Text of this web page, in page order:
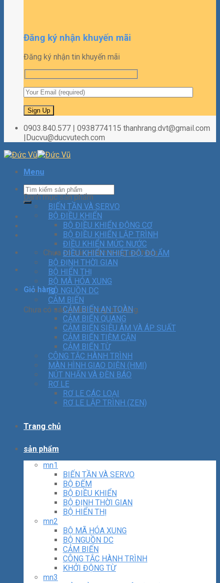
Đăng ký nhận khuyến mãi
Đăng ký nhận tin khuyến mãi
0903.840.577 | 0938774115 thanhrang.dvt@gmail.com
|Ducvu@ducvutech.com
Menu
Chưa có sản phẩm trong giỏ hàng.
Giỏ hàng
Chưa có sản phẩm trong giỏ hàng.
Danh mục sản phẩm
BIẾN TẦN VÀ SERVO
BỘ ĐIỀU KHIỂN
BỘ ĐIỀU KHIỂN ĐỘNG CƠ
BỘ ĐIỀU KHIỂN LẬP TRÌNH
ĐIỀU KHIỂN MỨC NƯỚC
ĐIỀU KHIỂN NHIỆT ĐỘ, ĐỘ ẨM
BỘ ĐỊNH THỜI GIAN
BỘ HIỂN THỊ
BỘ MÃ HÓA XUNG
BỘ NGUỒN DC
CẢM BIẾN
CẢM BIẾN AN TOÀN
CẢM BIẾN QUANG
CẢM BIẾN SIÊU ÂM VÀ ÁP SUẤT
CẢM BIẾN TIỆM CẬN
CẢM BIẾN TỪ
CÔNG TẮC HÀNH TRÌNH
MÀN HÌNH GIAO DIỆN (HMI)
NÚT NHẤN VÀ ĐÈN BÁO
RƠ LE
RƠ LE CÁC LOẠI
RƠ LE LẬP TRÌNH (ZEN)
Trang chủ
sản phẩm
mn1
BIẾN TẦN VÀ SERVO
BỘ ĐẾM
BỘ ĐIỀU KHIỂN
BỘ ĐỊNH THỜI GIAN
BỘ HIỂN THỊ
mn2
BỘ MÃ HÓA XUNG
BỘ NGUỒN DC
CẢM BIẾN
CÔNG TẮC HÀNH TRÌNH
KHỞI ĐỘNG TỪ
mn3